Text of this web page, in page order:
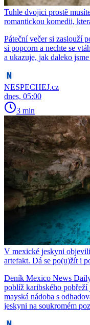
Tuhle dvojici prostě
romantickou komedii,
Páteční večer si zaslouží
si popcorn a nechte se
a ukazuje, jak daleko
NESPECHEJ.cz
dnes, 05:00
3 min
V mexické jeskyni
artefakt. Dá se po(u)žít i
Deník Mexico News
poblíž karibského pobřeží
mayská nádoba s
jeskyni na soukromém